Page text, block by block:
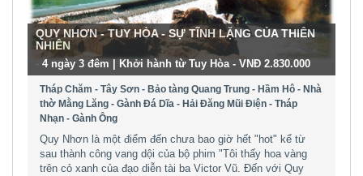
QUY NHƠN - TUY HÒA - SỰ TĨNH LẶNG CỦA THIÊN
NHIÊN
- 4 ngày 3 đêm | Khởi hành từ Tuy Hòa - VNĐ 2.830.000
Tháp Chăm - Tây Sơn - Bảo tàng Quang Trung - Hầm Hô - Nhà
thờ Mằng Lăng - Gành Đá Dĩa - Hải Đăng Mũi Điện - Tháp
Nhạn - Gành Ông
Quy Nhơn là một điểm đến chưa bao giờ hết "hot" kể từ
sau thành công vang dội của bộ phim "Tôi thấy hoa vàng
trên cỏ xanh của đạo diễn tài ba Victor Vũ. Đến với Quy